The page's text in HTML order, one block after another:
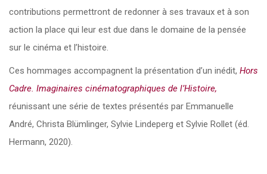
contributions permettront de redonner à ses travaux et à son
action la place qui leur est due dans le domaine de la pensée
sur le cinéma et l’histoire.
Ces hommages accompagnent la présentation d’un inédit, Hors
Cadre. Imaginaires cinématographiques de l’Histoire,
réunissant une série de textes présentés par Emmanuelle
André, Christa Blümlinger, Sylvie Lindeperg et Sylvie Rollet (éd.
Hermann, 2020).